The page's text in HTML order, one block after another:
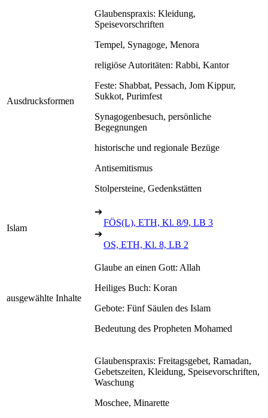
Ausdrucksformen
Glaubenspraxis: Kleidung,
Speisevorschriften
Tempel, Synagoge, Menora
religiöse Autoritäten: Rabbi, Kantor
Feste: Shabbat, Pessach, Jom Kippur,
Sukkot, Purimfest
Synagogenbesuch, persönliche
Begegnungen
historische und regionale Bezüge
Antisemitismus
Stolpersteine, Gedenkstätten
Islam
➔
FÖS(L), ETH, Kl. 8/9, LB 3
➔
OS, ETH, Kl. 8, LB 2
ausgewählte Inhalte
Glaube an einen Gott: Allah
Heiliges Buch: Koran
Gebote: Fünf Säulen des Islam
Bedeutung des Propheten Mohamed
Glaubenspraxis: Freitagsgebet, Ramadan,
Gebetszeiten, Kleidung, Speisevorschriften,
Waschung
Moschee, Minarette